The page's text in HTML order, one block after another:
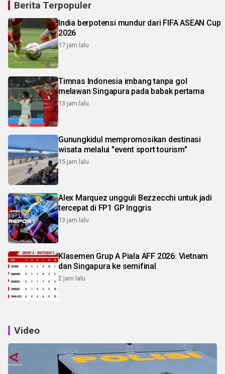
Berita Terpopuler
India berpotensi mundur dari FIFA ASEAN Cup
2026
17 jam lalu
Timnas Indonesia imbang tanpa gol
melawan Singapura pada babak pertama
13 jam lalu
Gunungkidul mempromosikan destinasi
wisata melalui "event sport tourism"
15 jam lalu
Alex Marquez ungguli Bezzecchi untuk jadi
tercepat di FP1 GP Inggris
13 jam lalu
Klasemen Grup A Piala AFF 2026: Vietnam
dan Singapura ke semifinal
2 jam lalu
Video